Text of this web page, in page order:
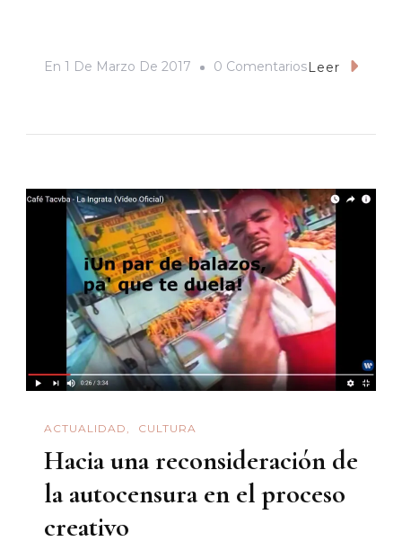
En 1 De Marzo De 2017 0 ComentariosEn
Y
Traición
Leer
ACTUALIDAD CULTURA
Hacia una reconsideración de
la autocensura en el proceso
creativo